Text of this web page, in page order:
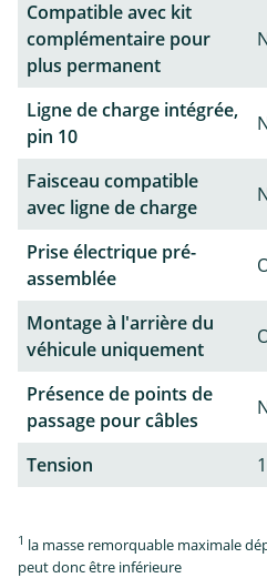
Compatible avec kit
complémentaire pour
plus permanent
Ligne de charge intégrée,
pin 10
Faisceau compatible
avec ligne de charge
Prise électrique pré-
assemblée
Montage à l'arrière du
véhicule uniquement
Présence de points de
passage pour câbles
Tension
1 la masse remorquable maximale
peut donc être inférieure